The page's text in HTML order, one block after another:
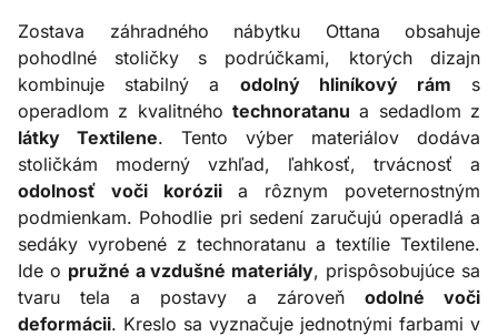
Zostava záhradného nábytku Ottana obsahuje
pohodlné stoličky s podrúčkami, ktorých dizajn
kombinuje stabilný a odolný hliníkový rám s
operadlom z kvalitného technoratanu a sedadlom z
látky Textilene. Tento výber materiálov dodáva
stoličkám moderný vzhľad, ľahkosť, trvácnosť a
odolnosť voči koróziia rôznym poveternostným
podmienkam. Pohodlie pri sedení zaručujú operadlá a
sedáky vyrobené z technoratanu a textílie Textilene.
Ide o pružné a vzdušné materiály, prispôsobujúce sa
tvaru tela a postavy a zároveň odolné voči
deformácii. Kreslo sa vyznačuje jednotnými farbami v